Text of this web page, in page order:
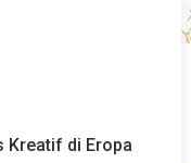
Kreatif di Eropa